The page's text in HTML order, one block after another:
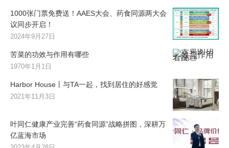
1000张门票免费送！AAES大会、药食同源两大会
议同步开启！
2024年9月27日
苦菜的功效与作用有哪些
1970年1月1日
Harbor House丨与TA一起，找到居住的好感觉
2021年11月3日
叶同仁健康产业完善“药食同源”战略拼图，深耕万
亿蓝海市场